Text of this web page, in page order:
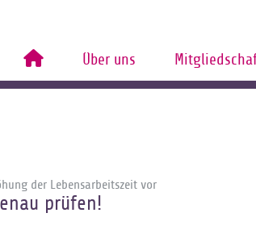
Über uns
der Lebensarbeitszeit vor
prüfen!